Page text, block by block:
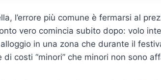
l’errore più comune è fermarsi al
vero comincia subito dopo: volo
in una zona che durante il
costi “minori” che minori non sono